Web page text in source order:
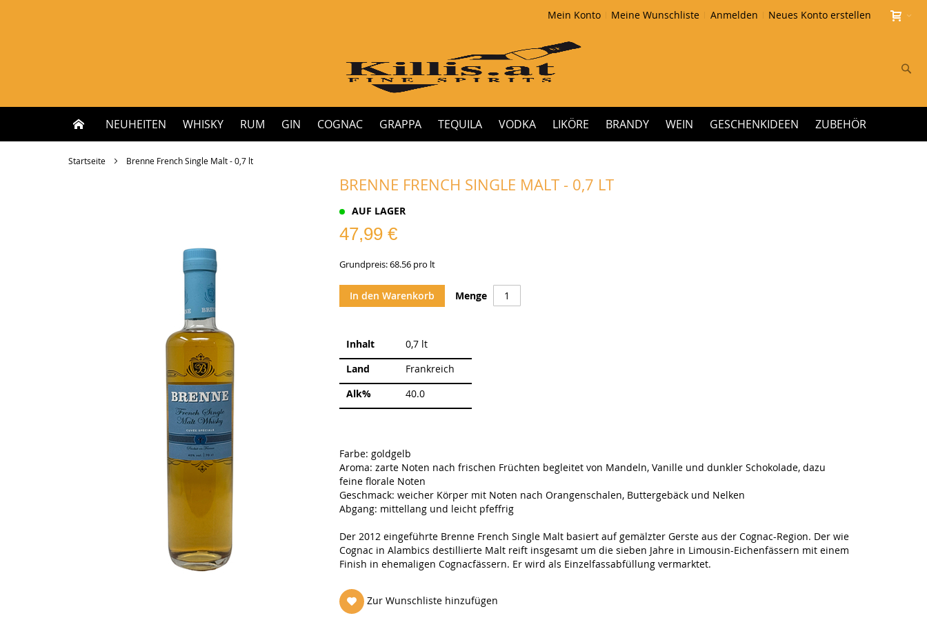
Mein Konto Meine Wunschliste Anmelden Neues Konto erstellen
NEUHEITEN WHISKY RUM GIN COGNAC GRAPPA TEQUILA VODKA LIKÖRE BRANDY WEIN GESCHENKIDEEN ZUBEHÖR
Startseite Brenne French Single Malt - 0,7 lt
BRENNE FRENCH SINGLE MALT - 0,7 LT
AUF LAGER
47,99 €
Grundpreis: 68.56 pro lt
Menge
In den Warenkorb
Weitere
Inhalt
0,7 lt
Land
Frankreich
Alk%
40.0
Farbe: goldgelb
Aroma: zarte Noten nach frischen Früchten begleitet von Mandeln, Vanille und dunkler Schokolade, dazu
feine florale Noten
Geschmack: weicher Körper mit Noten nach Orangenschalen, Buttergebäck und Nelken
Abgang: mittellang und leicht pfeffrig
Der 2012 eingeführte Brenne French Single Malt basiert auf gemälzter Gerste aus der Cognac-Region. Der wie
Cognac in Alambics destillierte Malt reift insgesamt um die sieben Jahre in Limousin-Eichenfässern mit einem
Finish in ehemaligen Cognacfässern. Er wird als Einzelfassabfüllung vermarktet.
Zur Wunschliste hinzufügen